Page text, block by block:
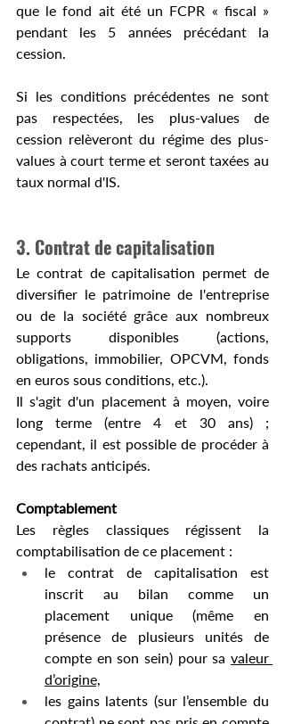
que le fond ait été un FCPR « fiscal »
pendant les 5 années précédant la
cession.
Si les conditions précédentes ne sont
pas respectées, les plus-values de
cession relèveront du régime des plus-
values à court terme et seront taxées au
taux normal d'IS.
3. Contrat de capitalisation
Le contrat de capitalisation permet de
diversifier le patrimoine de l'entreprise
ou de la société grâce aux nombreux
supports disponibles (actions,
obligations, immobilier, OPCVM, fonds
en euros sous conditions, etc.).
Il s'agit d'un placement à moyen, voire
long terme (entre 4 et 30 ans) ;
cependant, il est possible de procéder à
des rachats anticipés.
Comptablement
Les règles classiques régissent la
comptabilisation de ce placement :
le contrat de capitalisation est
inscrit au bilan comme un
placement unique (même en
présence de plusieurs unités de
compte en son sein) pour sa valeur
d’origine,
les gains latents (sur l’ensemble du